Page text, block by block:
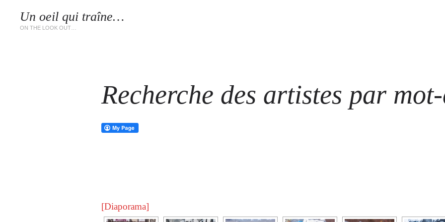
Un oeil qui traîne…
ON THE LOOK OUT…
Recherche des artistes par
[Diaporama]